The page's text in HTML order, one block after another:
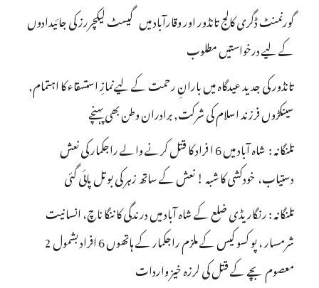
گورنمنٹ ڈگری کالج تانڈور اور وقارآباد میں گیسٹ لیکچررز کی جائیدادوں
کے لیے درخواستیں مطلوب
تانڈور کی جدید عیدگاہ میں بارانِ رحمت کے لیےنمازِ استسقاء کا اہتمام,
سینکڑوں فرزند اسلام کی شرکت, برادران وطن بھی پہنچے
تلنگانہ : شاہ آباد میں 6 ا فراد کا قتل کرنے والے راجکمار کی نعش
دستیاب، خودکشی کا شبہ ! نعش کے ساتھ زہر کی بوتل پائی گئی
تلنگانہ : رنگاریڈی ضلع کے شاہ آباد میں درندگی کا ننگا ناچ، انسانیت
شرمسار ، پو کسو کیس کے ملزم راجکمار کے ہاتھوں 6 افراد بشمول 2
معصوم بچے کے قتل کی لرزہ خیز واردات